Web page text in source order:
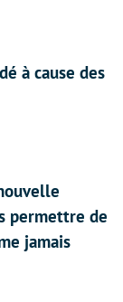
à cause des
permettre de
jamais